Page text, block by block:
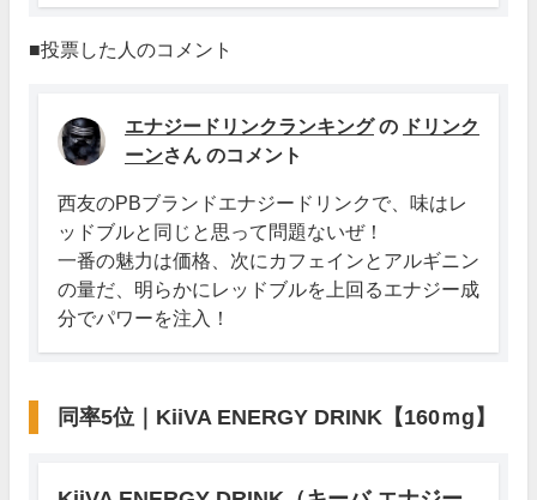
■投票した人のコメント
エナジードリンクランキングの
ドリンク
ーンさん のコメント
西友のPBブランドエナジードリンクで、味はレ
ッドブルと同じと思って問題ないぜ！
一番の魅力は価格、次にカフェインとアルギニン
の量だ、明らかにレッドブルを上回るエナジー成
分でパワーを注入！
同率5位｜KiiVA ENERGY DRINK【160ｍg】